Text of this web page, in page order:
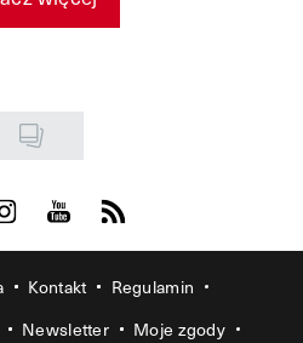
Facebook
us on Instagram
Visit us on Youtube
Visit us on Rss
Kontakt
Regulamin
Newsletter Moje zgody